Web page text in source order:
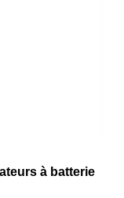
à batterie